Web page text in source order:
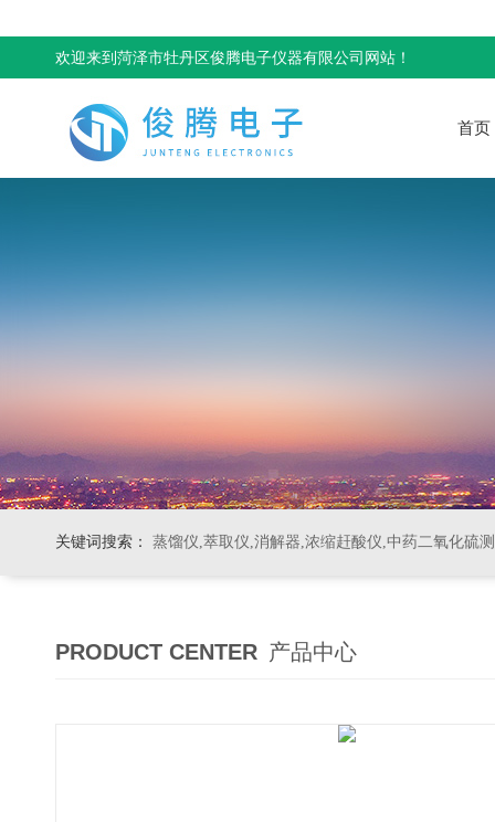
欢迎来到菏泽市牡丹区俊腾电子仪器有限公司网站！
首页
关键词搜索： 蒸馏仪,萃取仪,消解器,浓缩赶酸仪,中药二氧化硫
PRODUCT CENTER 产品中心